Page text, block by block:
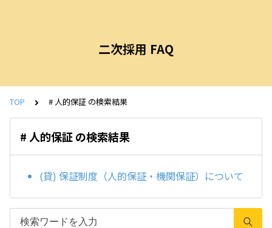
二次採用 FAQ
TOP # 人的保証 の検索結果
# 人的保証 の検索結果
(貸) 保証制度（人的保証・機関保証）について